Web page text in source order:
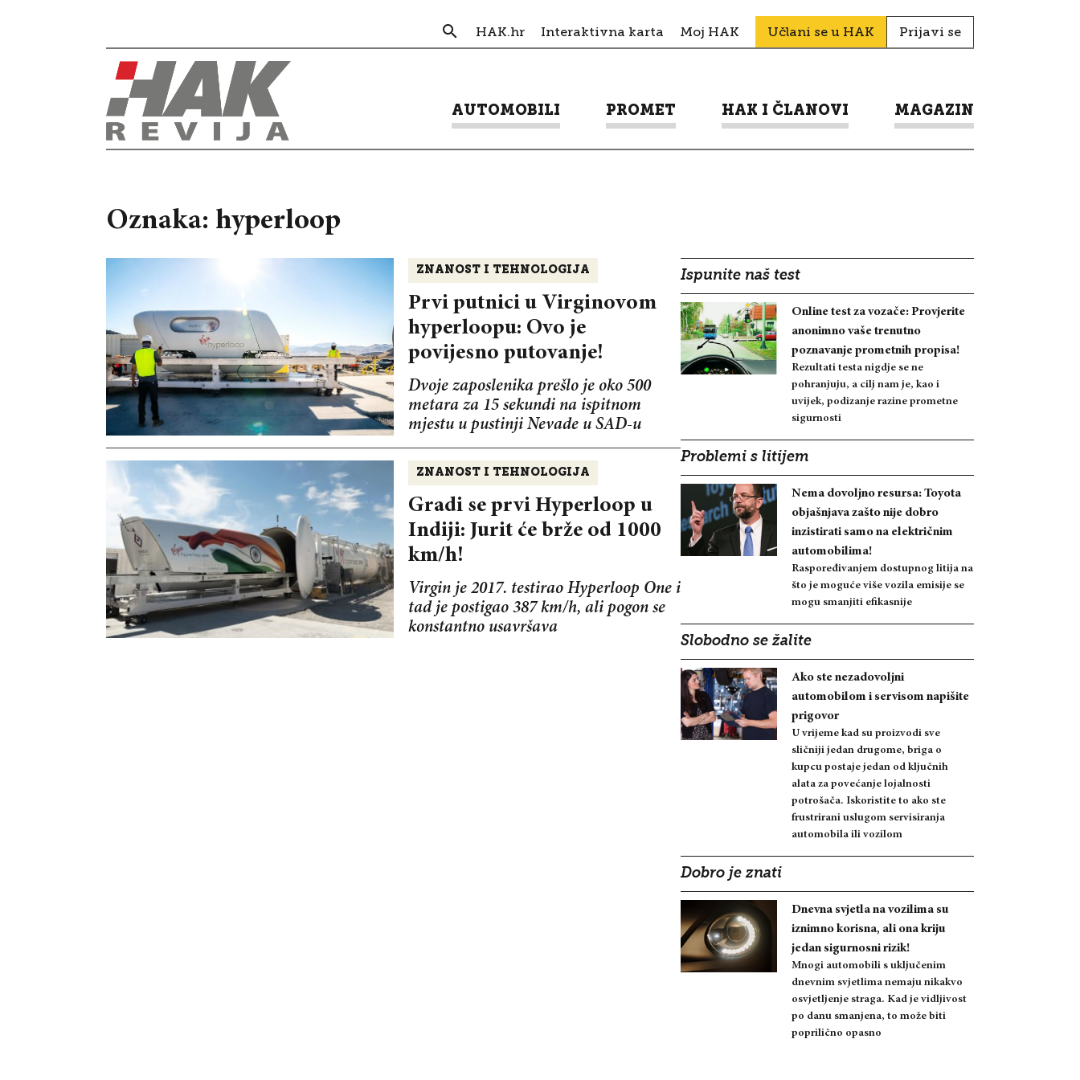
HAK.hr Interaktivna karta Moj HAK Učlani se u HAK Prijavi se
AUTOMOBILI PROMET HAK I ČLANOVI MAGAZIN
Oznaka: hyperloop
ZNANOST I TEHNOLOGIJA
Prvi putnici u Virginovom
hyperloopu: Ovo je
povijesno putovanje!
Dvoje zaposlenika prešlo je oko 500
metara za 15 sekundi na ispitnom
mjestu u pustinji Nevade u SAD-u
ZNANOST I TEHNOLOGIJA
Gradi se prvi Hyperloop u
Indiji: Jurit će brže od 1000
km/h!
Virgin je 2017. testirao Hyperloop One i
tad je postigao 387 km/h, ali pogon se
konstantno usavršava
Ispunite naš test
Online test za vozače: Provjerite
anonimno vaše trenutno
poznavanje prometnih propisa!
Rezultati testa nigdje se ne
pohranjuju, a cilj nam je, kao i
uvijek, podizanje razine prometne
sigurnosti
Problemi s litijem
Nema dovoljno resursa: Toyota
objašnjava zašto nije dobro
inzistirati samo na električnim
automobilima!
Raspoređivanjem dostupnog litija na
što je moguće više vozila emisije se
mogu smanjiti efikasnije
Slobodno se žalite
Ako ste nezadovoljni
automobilom i servisom napišite
prigovor
U vrijeme kad su proizvodi sve
sličniji jedan drugome, briga o
kupcu postaje jedan od ključnih
alata za povećanje lojalnosti
potrošača. Iskoristite to ako ste
frustrirani uslugom servisiranja
automobila ili vozilom
Dobro je znati
Dnevna svjetla na vozilima su
iznimno korisna, ali ona kriju
jedan sigurnosni rizik!
Mnogi automobili s uključenim
dnevnim svjetlima nemaju nikakvo
osvjetljenje straga. Kad je vidljivost
po danu smanjena, to može biti
poprilično opasno